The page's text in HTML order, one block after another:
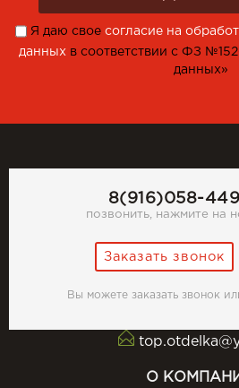
Я даю свое согласие на
данных в соответствии с ФЗ
данных»
8(916)058-
позвонить, нажмите на
Заказать звонок
Вы можете заказать звонок
О